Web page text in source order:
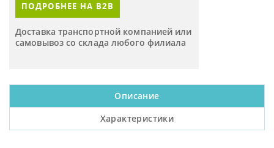
ПОДРОБНЕЕ НА B2B
Доставка транспортной компанией или
самовывоз со склада любого филиала
Описание
Характеристики